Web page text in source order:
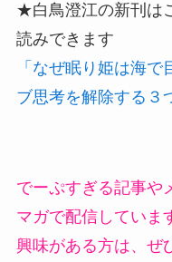
★白鳥澄江の新刊は
読みできます
「なぜ眠り姫は海
ブ思考を解除する３
でーぷすぎる記事や
マガで配信していま
興味がある方は、ぜ